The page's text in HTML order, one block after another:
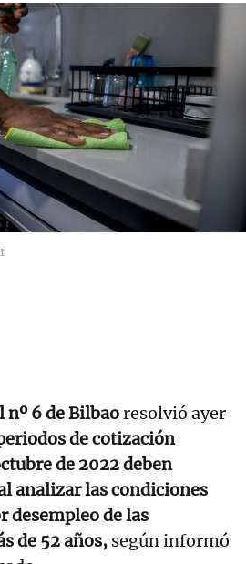
nº 6 de Bilbaoresolvió ayer
de cotización
de 2022 deben
analizar las condiciones
desempleo de las
de 52 años, según informó